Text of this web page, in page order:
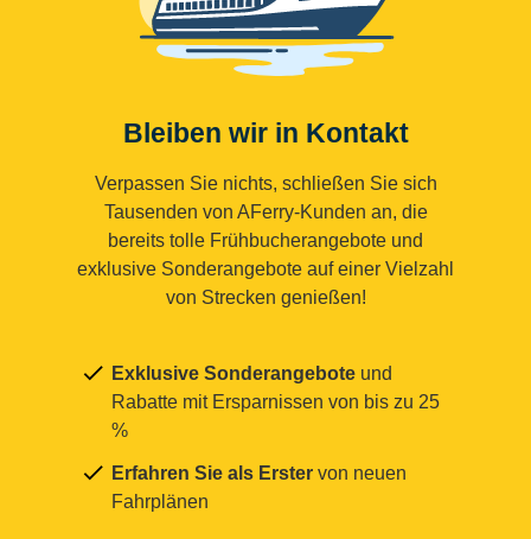
Bleiben wir in Kontakt
Verpassen Sie nichts, schließen Sie sich
Tausenden von AFerry-Kunden an, die
bereits tolle Frühbucherangebote und
exklusive Sonderangebote auf einer Vielzahl
von Strecken genießen!
Exklusive Sonderangebote und
Rabatte mit Ersparnissen von bis zu 25
%
Erfahren Sie als Erster von neuen
Fahrplänen